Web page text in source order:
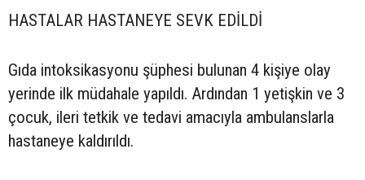
HASTALAR HASTANEYE SEVK EDİLDİ
Gıda intoksikasyonu şüphesi bulunan 4 kişiye olay
yerinde ilk müdahale yapıldı. Ardından 1 yetişkin ve 3
çocuk, ileri tetkik ve tedavi amacıyla ambulanslarla
hastaneye kaldırıldı.